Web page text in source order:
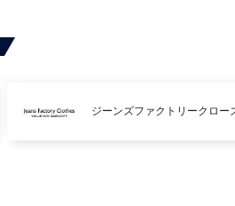
ジーンズファクトリークロー